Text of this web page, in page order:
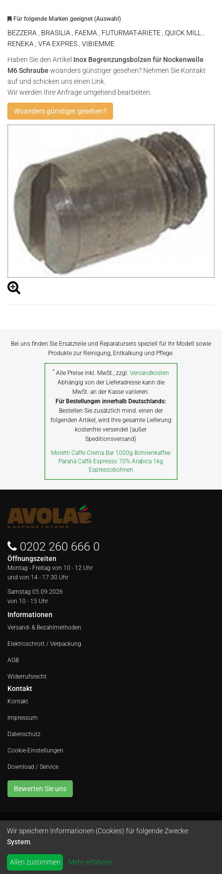
Für folgende Marken geeignet (Auswahl)
BEZZERA BRASILIA FAEMA FUTURMAT-ARIETE QUICK MILL
RENEKA
VFA EXPRES VIBIEMME
Haben Sie den Artikel Inox Begrenzungsbolzen für Nockenwelle
M6 Schraube woanders günstiger gesehen? Nehmen Sie Kontakt
auf und schicken uns einen Link.
Wir werden Ihre Anfrage umgehend bearbeiten.
Woanders günstiger gesehen?
Bei uns finden Sie Ersatzteile und Reparatursets speziell für Ihr Modell sowie
Produkte zur Reinigung, Entkalkung und Pflege.
* Alle Preise inkl. MwSt., zzgl.Versandkosten
Abhängig von der Lieferadresse kann die
MwSt. an der Kasse variieren.
Für Bestellungen innerhalb Deutschlands:
Bestellen Sie zusätzlich mind. einen der
folgenden Artikel, wird Ihre gesamte Lieferung
kostenfrei versendet (außer
Speditionsversand)
Moretti Caffe Crema Bar 1000g Bohnenkaffee
Paranà Caffè Espresso 70% Arabica 1kg
Espressobohnen
0202 260 666 0
Öffnungszeiten
Montag - Freitag von 10 - 12 Uhr
und von 14 - 17:30 Uhr
Samstag 05.09.2026
von 10 - 15 Uhr
Informationen
Versand- & Bezahlmethoden
Elektroschrott / Verpackung
AGB
Widerrufsrecht
Kontakt
Kontakt
Impressum
Datenschutz
Cookie-Einstellungen
Download / Service
Bewerten Sie uns
Avola GmbH • In der Fleute 52 • 42389 Wuppertal • Telefon 0202 260 666 0
Instagram
Wir speichern Informationen (Cookies) für folgende Zwecke:
System
Allen zustimmen Mehr erfahren...